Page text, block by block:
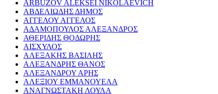
ARBUZOV ALEKSEI NIKOLAEVICH
ΑΒΔΕΛΙΩΔΗΣ ΔΗΜΟΣ
ΑΓΓΕΛΟΥ ΑΓΓΕΛΟΣ
ΑΔΑΜΟΠΟΥΛΟΣ ΑΛΕΞΑΝΔΡΟΣ
ΑΘΕΡΙΔΗΣ ΘΟΔΩΡΗΣ
ΑΙΣΧΥΛΟΣ
ΑΛΕΞΑΚΗΣ ΒΑΣΙΛΗΣ
ΑΛΕΞΑΝΔΡΗΣ ΘΑΝΟΣ
ΑΛΕΞΑΝΔΡΟΥ ΑΡΗΣ
ΑΛΕΞΙΟΥ ΕΜΜΑΝΟΥΕΛΑ
ΑΝΑΓΝΩΣΤΑΚΗ ΛΟΥΛΑ